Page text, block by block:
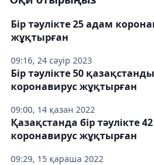
09:16, 24 сәуір 2023
Бір тәулікте 25 адам
жұқтырған
09:00, 14 қазан 2022
Бір тәулікте 50
коронавирус жұқтырған
09:29, 15 қараша 2022
Қазақстанда бір тәулікте
коронавирус жұқтырған